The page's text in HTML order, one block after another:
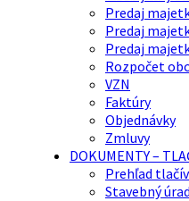
Predaj
Predaj
Predaj
Rozpočet
VZN
Faktúry
Objednávky
Zmluvy
DOKUMENTY –
Prehľad tlačív
Stavebný